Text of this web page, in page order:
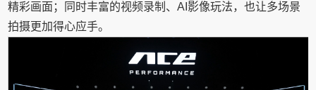
精彩画面；同时丰富的视频录制、AI影像玩法，也让多场景
拍摄更加得心应手。